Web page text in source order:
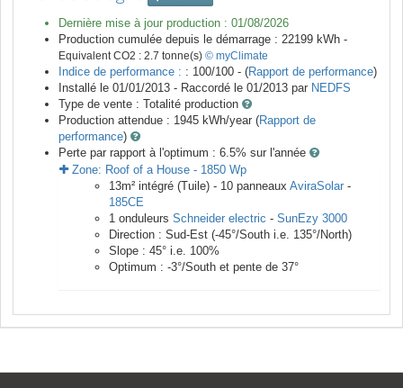
Dernière mise à jour production : 01/08/2026
Production cumulée depuis le démarrage : 22199 kWh -
Equivalent CO2 : 2.7 tonne(s) © myClimate
Indice de performance : : 100/100 - (Rapport de performance)
Installé le 01/01/2013 - Raccordé le 01/2013 par NEDFS
Type de vente : Totalité production
Production attendue : 1945 kWh/year (Rapport de
performance)
Perte par rapport à l'optimum : 6.5% sur l'année
Zone: Roof of a House - 1850 Wp
13m² intégré (Tuile) - 10 panneaux AviraSolar -
185CE
1 onduleurs Schneider electric - SunEzy 3000
Direction : Sud-Est (-45°/South i.e. 135°/North)
Slope : 45° i.e. 100%
Optimum : -3°/South et pente de 37°